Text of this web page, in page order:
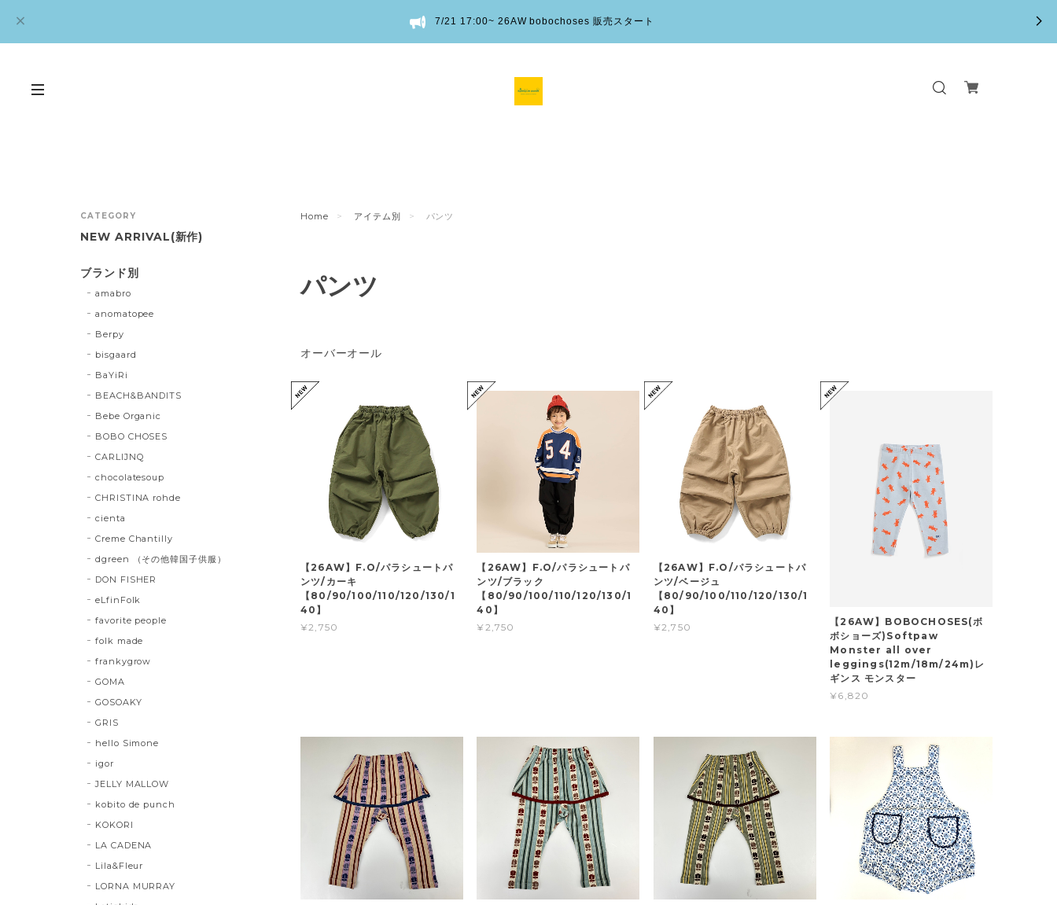
7/21 17:00~ 26AW bobochoses 販売スタート
Home アイテム別 パンツ
パンツ
オーバーオール
【26AW】F.O/パラシュートパ
ンツ/カーキ
【80/90/100/110/120/130/1
40】
¥2,750
【26AW】F.O/パラシュートパ
ンツ/ブラック
【80/90/100/110/120/130/1
40】
¥2,750
【26AW】F.O/パラシュートパ
ンツ/ベージュ
【80/90/100/110/120/130/1
40】
¥2,750
【26AW】BOBOCHOSES(ボ
ボショーズ)Softpaw
Monster all over
leggings(12m/18m/24m)レ
ギンス モンスター
¥6,820
CATEGORY
NEW ARRIVAL(新作)
ブランド別
amabro
anomatopee
Berpy
bisgaard
BaYiRi
BEACH&BANDITS
Bebe Organic
BOBO CHOSES
CARLIJNQ
chocolatesoup
CHRISTINA rohde
cienta
Creme Chantilly
dgreen （その他韓国子供服）
DON FISHER
eLfinFolk
favorite people
folk made
frankygrow
GOMA
GOSOAKY
GRIS
hello Simone
igor
JELLY MALLOW
kobito de punch
KOKORI
LA CADENA
Lila&Fleur
LORNA MURRAY